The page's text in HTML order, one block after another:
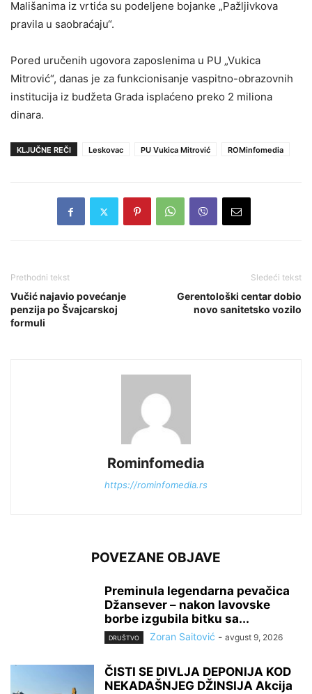
Mališanima iz vrtića su podeljene bojanke „Pažljivkova
pravila u saobraćaju“.
Pored uručenih ugovora zaposlenima u PU „Vukica
Mitrović“, danas je za funkcionisanje vaspitno-obrazovnih
institucija iz budžeta Grada isplaćeno preko 2 miliona
dinara.
KLJUČNE REČI Leskovac PU Vukica Mitrović ROMinfomedia
Prethodni tekst
Vučić najavio povećanje
penzija po Švajcarskoj
formuli
Sledeći tekst
Gerentološki centar dobio
novo sanitetsko vozilo
Rominfomedia
https://rominfomedia.rs
POVEZANE OBJAVE
Preminula legendarna pevačica
Džansever – nakon lavovske
borbe izgubila bitku sa...
DRUŠTVO Zoran Saitović - avgust 9, 2026
ČISTI SE DIVLJA DEPONIJA KOD
NEKADAŠNJEG DŽINSIJA Akcija